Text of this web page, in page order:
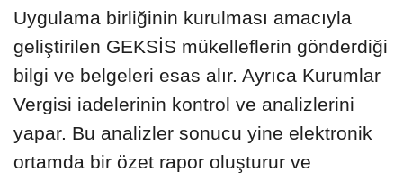
Uygulama birliğinin kurulması amacıyla
geliştirilen GEKSİS mükelleflerin gönderdiği
bilgi ve belgeleri esas alır. Ayrıca Kurumlar
Vergisi iadelerinin kontrol ve analizlerini
yapar. Bu analizler sonucu yine elektronik
ortamda bir özet rapor oluşturur ve